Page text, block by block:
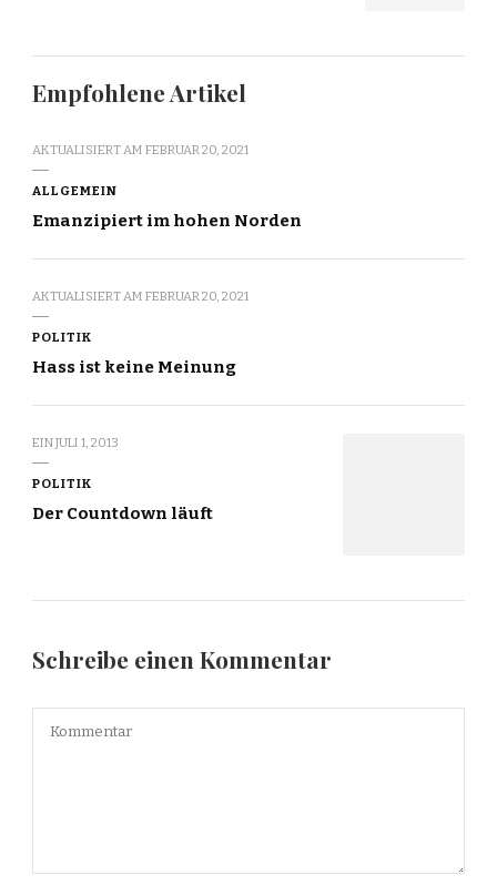
Empfohlene Artikel
AKTUALISIERT AM FEBRUAR 20, 2021
ALLGEMEIN
Emanzipiert im hohen Norden
AKTUALISIERT AM FEBRUAR 20, 2021
POLITIK
Hass ist keine Meinung
EINJULI 1, 2013
POLITIK
Der Countdown läuft
Schreibe einen Kommentar